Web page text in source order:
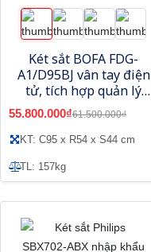
Két sắt BOFA FDG-
A1/D95BJ vân tay điện
tử, tích hợp quản lý
bằng điện thoại
55.800.000₫61.500.000₫
KT: C95 x R54 x S44 cm
TL: 157kg